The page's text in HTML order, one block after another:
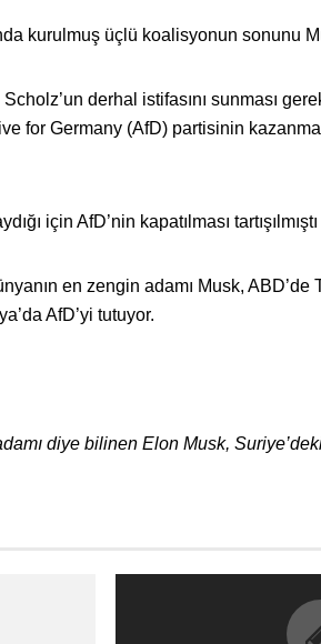
kurulmuş üçlü koalisyonun sonunu
Scholz’un derhal istifasını sunması
for Germany (AfD) partisinin
için AfD’nin kapatılması
en zengin adamı Musk, ABD’de
AfD’yi tutuyor.
diye bilinen Elon Musk,